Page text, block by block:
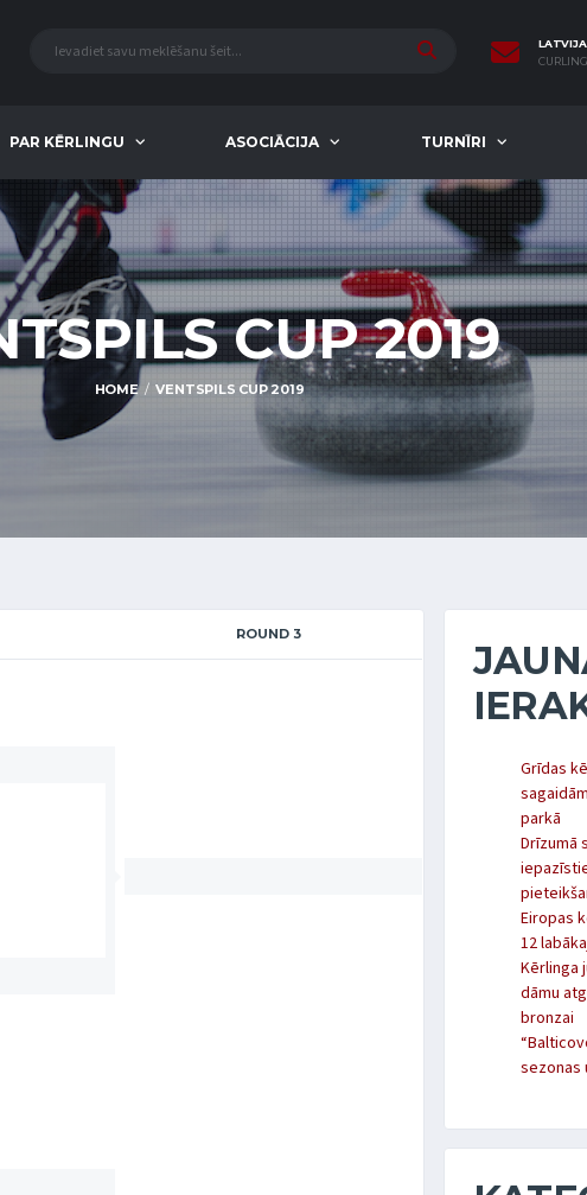
PAR KĒRLINGU ASOCIĀCIJA TURNĪRI
CUP 2019
HOME VENTSPILS CUP 2019
ROUND 3
Grīdas
parkā
Drīzumā
Eiropas
12
Kērlinga
dāmu
bronzai
sezonas